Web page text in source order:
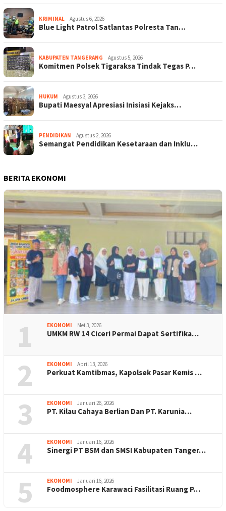
KRIMINAL Agustus 6, 2026
Blue Light Patrol Satlantas Polresta Tan…
KABUPATEN TANGERANG Agustus 5, 2026
Komitmen Polsek Tigaraksa Tindak Tegas P…
HUKUM Agustus 3, 2026
Bupati Maesyal Apresiasi Inisiasi Kejaks…
PENDIDIKAN Agustus 2, 2026
Semangat Pendidikan Kesetaraan dan Inklu…
BERITA EKONOMI
1 EKONOMI Mei 3, 2026
UMKM RW 14 Ciceri Permai Dapat Sertifika…
2 EKONOMI April 13, 2026
Perkuat Kamtibmas, Kapolsek Pasar Kemis …
3 EKONOMI Januari 26, 2026
PT. Kilau Cahaya Berlian Dan PT. Karunia…
4 EKONOMI Januari 16, 2026
Sinergi PT BSM dan SMSI Kabupaten Tanger…
5 EKONOMI Januari 16, 2026
Foodmosphere Karawaci Fasilitasi Ruang P…